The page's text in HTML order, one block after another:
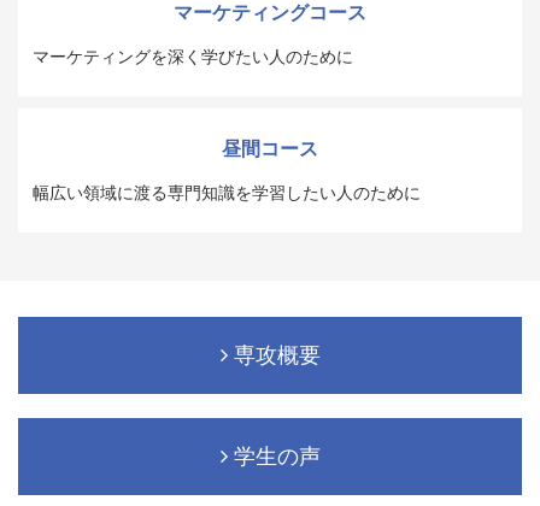
マーケティングコース
マーケティングを深く学びたい人のために
昼間コース
幅広い領域に渡る専門知識を学習したい人のために
専攻概要
学生の声